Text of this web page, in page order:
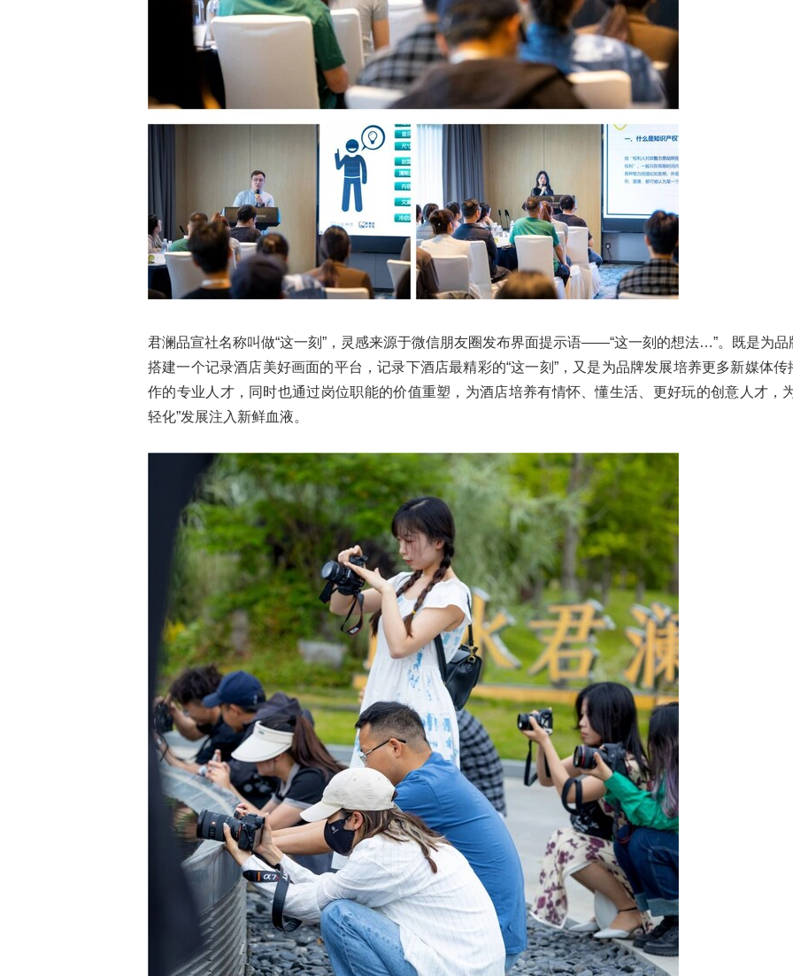
君澜品宣社名称叫做“这一刻”，灵感来源于微信朋友圈发布界面提示语——“这一刻的想法…”。既是为品
搭建一个记录酒店美好画面的平台，记录下酒店最精彩的“这一刻”，又是为品牌发展培养更多新媒体传
作的专业人才，同时也通过岗位职能的价值重塑，为酒店培养有情怀、懂生活、更好玩的创意人才，
轻化”发展注入新鲜血液。